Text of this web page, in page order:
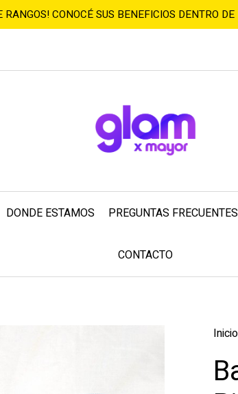
RANGOS! CONOCÉ SUS BENEFICIOS DENTRO
DONDE ESTAMOS PREGUNTAS FRECUENTES
CONTACTO
Inicio